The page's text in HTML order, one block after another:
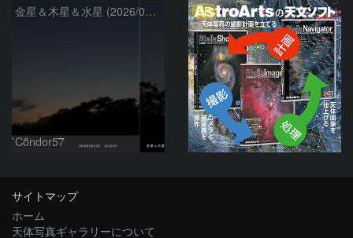
金星＆木星＆水星 (2026/06/15)
Condor57
PR
サイトマップ
ホーム
天体写真ギャラリーについて